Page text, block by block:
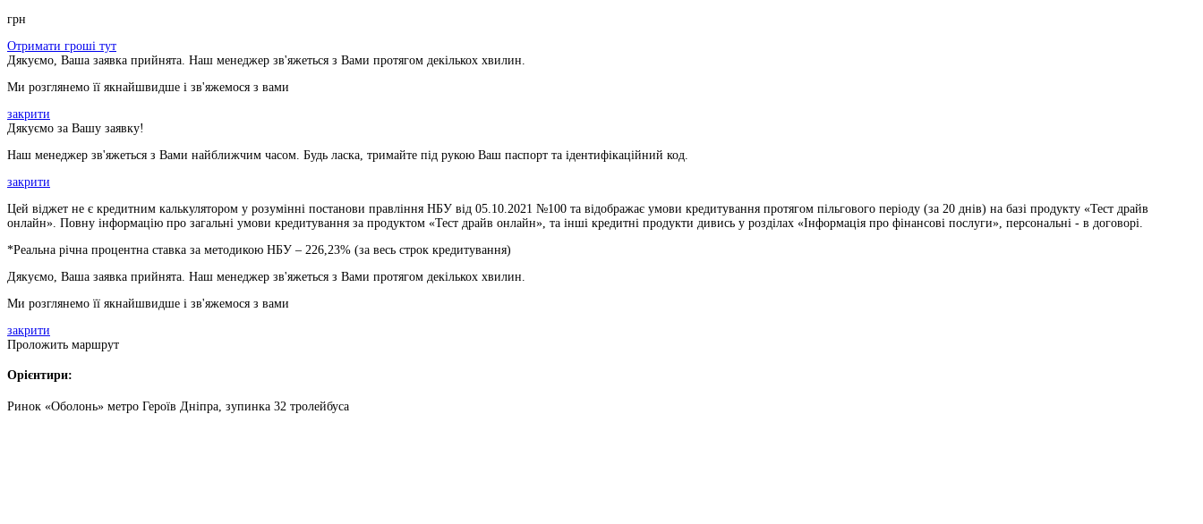
грн
Отримати гроші тут
Дякуємо, Ваша заявка прийнята. Наш менеджер зв'яжеться з Вами протягом декількох хвилин.
Ми розглянемо її якнайшвидше і зв'яжемося з вами
закрити
Дякуємо за Вашу заявку!
Наш менеджер зв'яжеться з Вами найближчим часом. Будь ласка, тримайте під рукою Ваш паспорт та ідентифікаційний код.
закрити
Цей віджет не є кредитним калькулятором у розумінні постанови правління НБУ від 05.10.2021 №100 та відображає умови кредитування протягом пільгового періоду (за 20 днів) на базі продукту «Тест драйв
онлайн». Повну інформацію про загальні умови кредитування за продуктом «Тест драйв онлайн», та інші кредитні продукти дивись у розділах «Інформація про фінансові послуги», персональні - в договорі.
*Реальна річна процентна ставка за методикою НБУ – 226,23% (за весь строк кредитування)
Дякуємо, Ваша заявка прийнята. Наш менеджер зв'яжеться з Вами протягом декількох хвилин.
Ми розглянемо її якнайшвидше і зв'яжемося з вами
закрити
Проложить маршрут
Орієнтири:
Ринок «Оболонь» метро Героїв Дніпра, зупинка 32 тролейбуса